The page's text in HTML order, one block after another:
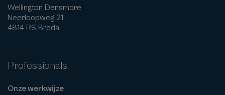
Wellington Densmore
Neerloopweg 21
4814 RS Breda
Professionals
Onze werkwijze